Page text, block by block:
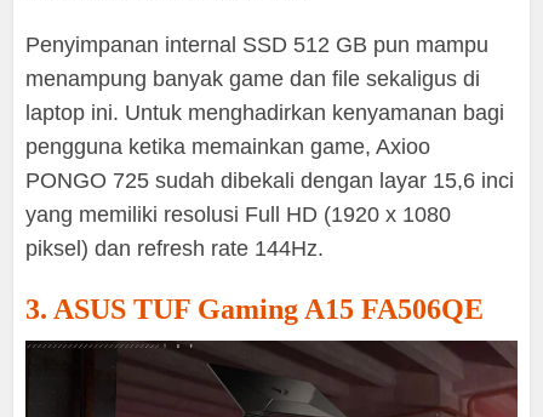
Penyimpanan internal SSD 512 GB pun mampu
menampung banyak game dan file sekaligus di
laptop ini. Untuk menghadirkan kenyamanan bagi
pengguna ketika memainkan game, Axioo
PONGO 725 sudah dibekali dengan layar 15,6 inci
yang memiliki resolusi Full HD (1920 x 1080
piksel) dan refresh rate 144Hz.
3. ASUS TUF Gaming A15 FA506QE